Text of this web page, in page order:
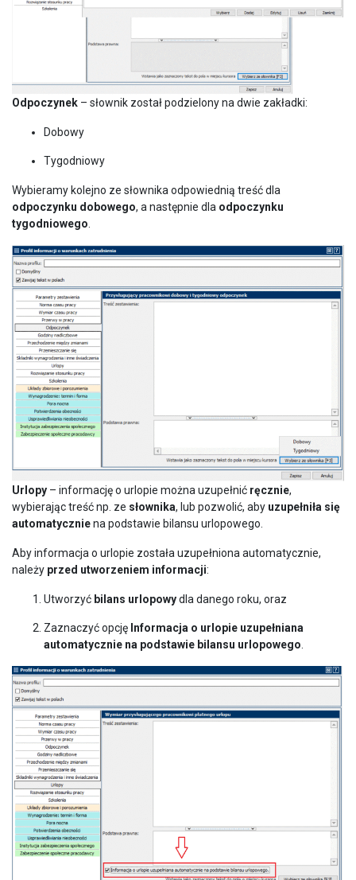
Odpoczynek – słownik został podzielony na dwie zakładki:
Dobowy
Tygodniowy
Wybieramy kolejno ze słownika odpowiednią treść dla
odpoczynku dobowego, a następnie dla odpoczynku
tygodniowego
Urlopy – informację o urlopie można uzupełnić ręcznie,
wybierając treść np. ze słownika, lub pozwolić, aby uzupełniła się
automatyczniena podstawie bilansu urlopowego.
Aby informacja o urlopie została uzupełniona automatycznie,
należy przed utworzeniem informacji:
Utworzyć bilans urlopowydla danego roku, oraz
Zaznaczyć opcję Informacja o urlopie uzupełniana
automatycznie na podstawie bilansu urlopowego